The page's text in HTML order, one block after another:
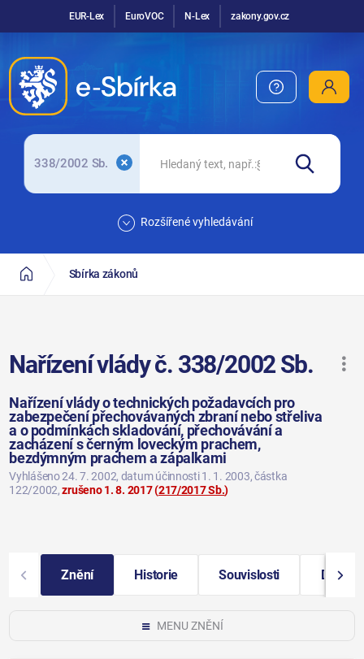
EUR-Lex EuroVOC N-Lex zakony.gov.cz
338/2002 Sb.
Rozšířené vyhledávání
Sbírka zákonů
Nařízení vlády č. 338/2002 Sb.
Nařízení vlády o technických požadavcích pro
zabezpečení přechovávaných zbraní nebo střeliva
a o podmínkách skladování, přechovávání a
zacházení s černým loveckým prachem,
bezdýmným prachem a zápalkami
Vyhlášeno 24. 7. 2002, datum účinnosti 1. 1. 2003, částka
122/2002,zrušeno 1. 8. 2017(217/2017 Sb.)
Znění Historie Souvislosti Další
MENU ZNĚNÍ